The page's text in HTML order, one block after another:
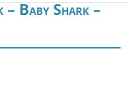
– Baby Shark –